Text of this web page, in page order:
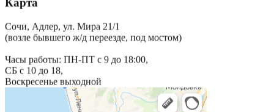
Карта
Сочи, Адлер, ул. Мира 21/1
(возле бывшего ж/д переезде, под мостом)
Часы работы: ПН-ПТ с 9 до 18:00,
СБ с 10 до 18,
Воскресенье выходной